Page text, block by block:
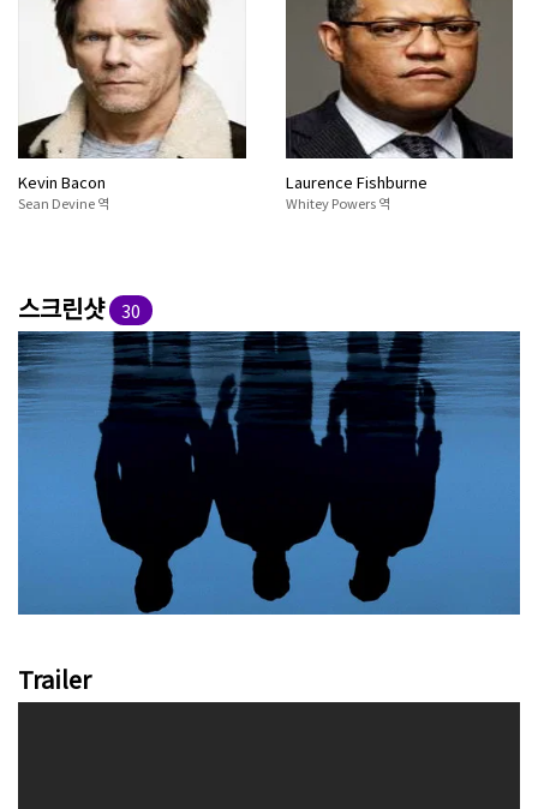
Kevin Bacon
Sean Devine 역
Laurence Fishburne
Whitey Powers 역
스크린샷 30
Trailer